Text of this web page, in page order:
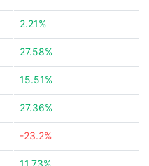
2.21%
27.58%
15.51%
27.36%
-23.2%
11.73%